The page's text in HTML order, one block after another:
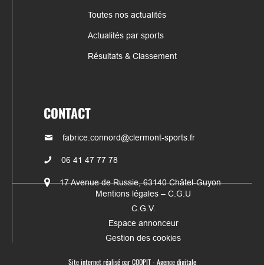
Toutes nos actualités
Actualités par sports
Résultats & Classement
CONTACT
fabrice.connord@clermont-sports.fr
06 41 47 77 78
17 Avenue de Russie, 63140 Châtel-Guyon
Mentions légales – C.G.U
C.G.V.
Espace annonceur
Gestion des cookies
Site internet réalisé parCOQPIT - Agence digitale